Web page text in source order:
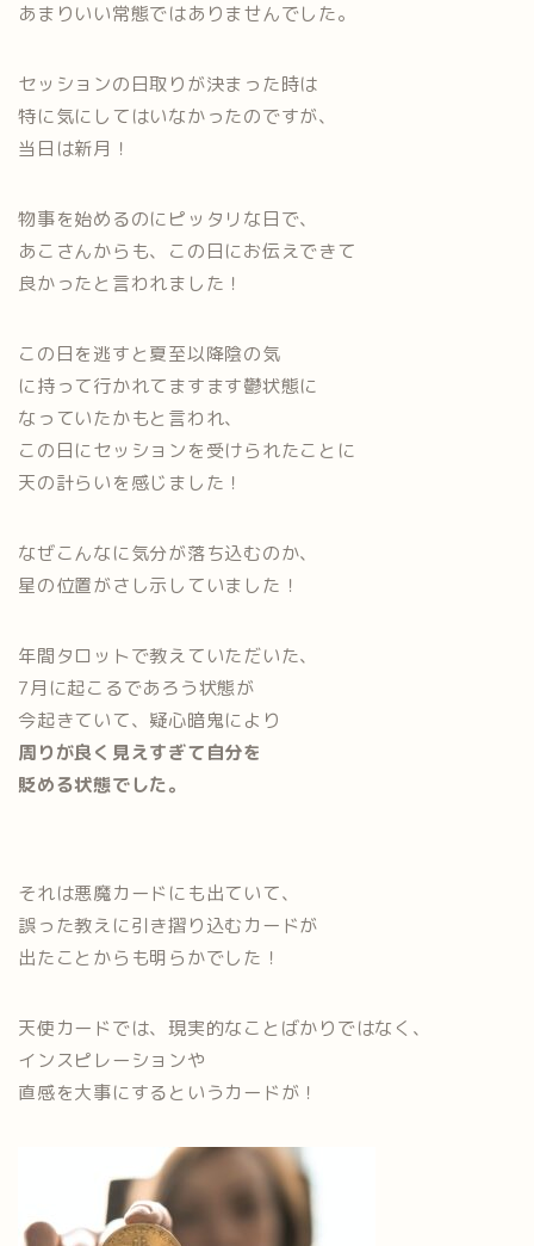
あまりいい常態ではありませんでした。
セッションの日取りが決まった時は
特に気にしてはいなかったのですが、
当日は新月！
物事を始めるのにピッタリな日で、
あこさんからも、この日にお伝えできて
良かったと言われました！
この日を逃すと夏至以降陰の気
に持って行かれてますます鬱状態に
なっていたかもと言われ、
この日にセッションを受けられたことに
天の計らいを感じました！
なぜこんなに気分が落ち込むのか、
星の位置がさし示していました！
年間タロットで教えていただいた、
7月に起こるであろう状態が
今起きていて、疑心暗鬼により
周りが良く見えすぎて自分を
貶める状態でした。
それは悪魔カードにも出ていて、
誤った教えに引き摺り込むカードが
出たことからも明らかでした！
天使カードでは、現実的なことばかりではなく、
インスピレーションや
直感を大事にするというカードが！